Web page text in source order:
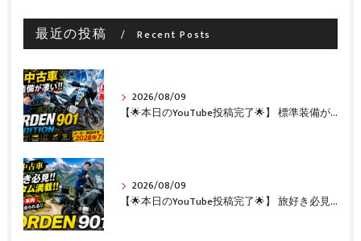
最近の投稿 Recent Posts
2026/08/09
【🌟本日のYouTube投稿完了🌟】 標準装備が凄い!!1オーナー・無転倒の極上中古車🔥 「NORDEN 901 EXPEDITION」が入荷いたしました✨ 【Husqvarna Motorcycles山形】
2026/08/09
【🌟本日のYouTube投稿完了🌟】 旅好き必見🔥!!カスタム満載の極上中古車！ 「NORDEN 901」が入荷いたしました✨【Husqvarna Motorcycles山形】